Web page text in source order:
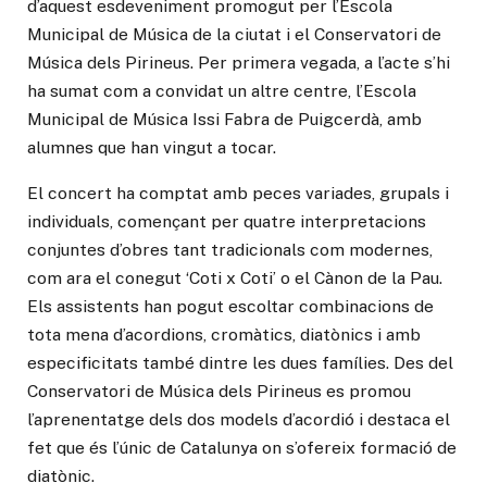
d’aquest esdeveniment promogut per l’Escola
Municipal de Música de la ciutat i el Conservatori de
Música dels Pirineus. Per primera vegada, a l’acte s’hi
ha sumat com a convidat un altre centre, l’Escola
Municipal de Música Issi Fabra de Puigcerdà, amb
alumnes que han vingut a tocar.
El concert ha comptat amb peces variades, grupals i
individuals, començant per quatre interpretacions
conjuntes d’obres tant tradicionals com modernes,
com ara el conegut ‘Coti x Coti’ o el Cànon de la Pau.
Els assistents han pogut escoltar combinacions de
tota mena d’acordions, cromàtics, diatònics i amb
especificitats també dintre les dues famílies. Des del
Conservatori de Música dels Pirineus es promou
l’aprenentatge dels dos models d’acordió i destaca el
fet que és l’únic de Catalunya on s’ofereix formació de
diatònic.